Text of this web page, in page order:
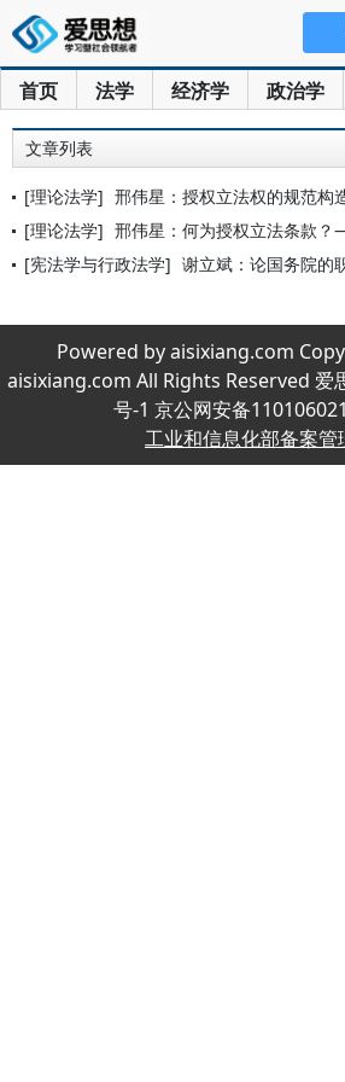
首页 法学 经济学 政治学
文章列表
[理论法学] 邢伟星：授权立法权的规范构
[理论法学] 邢伟星：何为授权立法条款？——
[宪法学与行政法学] 谢立斌：论国务院的
Powered by aisixiang.com
aisixiang.com All Rights Reserved 爱
号-1 京公网安备
工业和信息化部备案管